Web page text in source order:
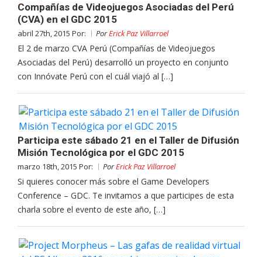
Compañías de Videojuegos Asociadas del Perú
(CVA) en el GDC 2015
abril 27th, 2015 Por: PorErick Paz Villarroel
El 2 de marzo CVA Perú (Compañías de Videojuegos
Asociadas del Perú) desarrolló un proyecto en conjunto
con Innóvate Perú con el cuál viajó al […]
Participa este sábado 21 en el Taller de Difusión
Misión Tecnológica por el GDC 2015
marzo 18th, 2015 Por: PorErick Paz Villarroel
Si quieres conocer más sobre el Game Developers
Conference – GDC. Te invitamos a que participes de esta
charla sobre el evento de este año, […]